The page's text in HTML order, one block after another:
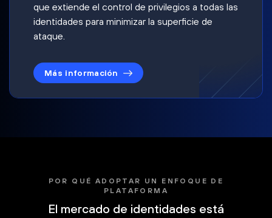
que extiende el control de privilegios a todas las
identidades para minimizar la superficie de
ataque.
Más información
POR QUÉ ADOPTAR UN ENFOQUE DE
PLATAFORMA
El mercado de identidades está